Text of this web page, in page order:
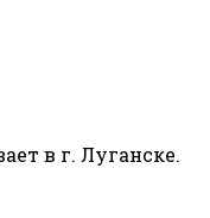
в г. Луганске.